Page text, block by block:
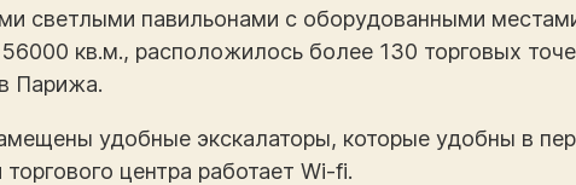
светлыми павильонами с оборудованными
кв.м., расположилось более 130 торговых
Парижа.
удобные экскалаторы, которые удобны в
торгового центра работает Wi-fi.